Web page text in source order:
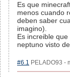
Es que
menos cuando
deben saber
imagino).
Es increible
neptuno visto
#6.1 PELADO93 -